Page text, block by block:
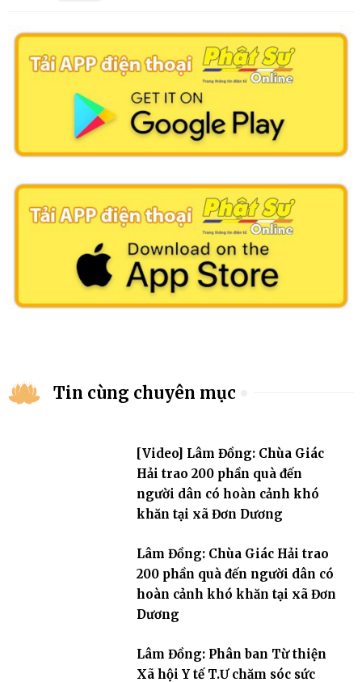
Tin cùng chuyên mục
[Video] Lâm Đồng: Chùa Giác
Hải trao 200 phần quà đến
người dân có hoàn cảnh khó
khăn tại xã Đơn Dương
Lâm Đồng: Chùa Giác Hải trao
200 phần quà đến người dân có
hoàn cảnh khó khăn tại xã Đơn
Dương
Lâm Đồng: Phân ban Từ thiện
Xã hội Y tế T.Ư chăm sóc sức